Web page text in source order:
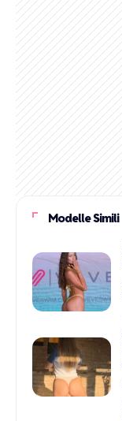
Modelle Simili